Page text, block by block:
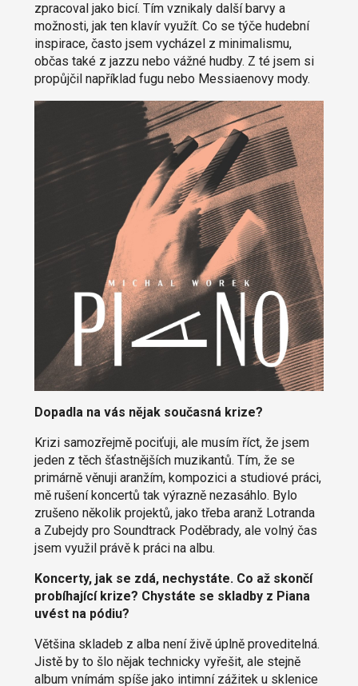
zpracoval jako bicí. Tím vznikaly další barvy a
možnosti, jak ten klavír využít. Co se týče hudební
inspirace, často jsem vycházel z minimalismu,
občas také z jazzu nebo vážné hudby. Z té jsem si
propůjčil například fugu nebo Messiaenovy mody.
Dopadla na vás nějak současná krize?
Krizi samozřejmě pociťuji, ale musím říct, že jsem
jeden z těch šťastnějších muzikantů. Tím, že se
primárně věnuji aranžím, kompozici a studiové práci,
mě rušení koncertů tak výrazně nezasáhlo. Bylo
zrušeno několik projektů, jako třeba aranž Lotranda
a Zubejdy pro Soundtrack Poděbrady, ale volný čas
jsem využil právě k práci na albu.
Koncerty, jak se zdá, nechystáte. Co až skončí
probíhající krize? Chystáte se skladby z Piana
uvést na pódiu?
Většina skladeb z alba není živě úplně proveditelná.
Jistě by to šlo nějak technicky vyřešit, ale stejně
album vnímám spíše jako intimní zážitek u sklenice